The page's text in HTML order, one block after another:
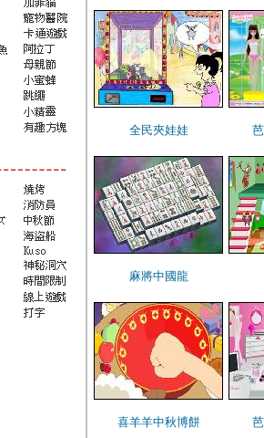
全民夾娃娃
麻將中國龍
喜羊羊中秋博餅